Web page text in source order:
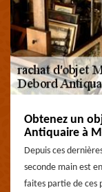
Obtenez un
Antiquaire à
Depuis ces
seconde main est
faites partie de ces